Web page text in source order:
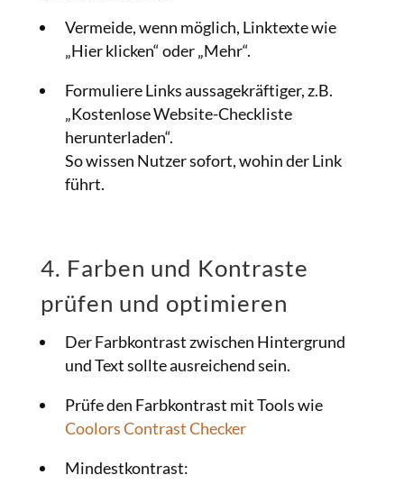
Vermeide, wenn möglich, Linktexte wie
„Hier klicken“ oder „Mehr“.
Formuliere Links aussagekräftiger, z.B.
„Kostenlose Website-Checkliste
herunterladen“.
So wissen Nutzer sofort, wohin der Link
führt.
4. Farben und Kontraste
prüfen und optimieren
Der Farbkontrast zwischen Hintergrund
und Text sollte ausreichend sein.
Prüfe den Farbkontrast mit Tools wie
Coolors Contrast Checker
Mindestkontrast: